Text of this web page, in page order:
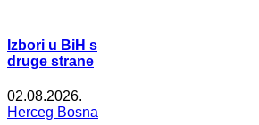
Izbori u BiH s
druge strane
02.08.2026.
Herceg Bosna